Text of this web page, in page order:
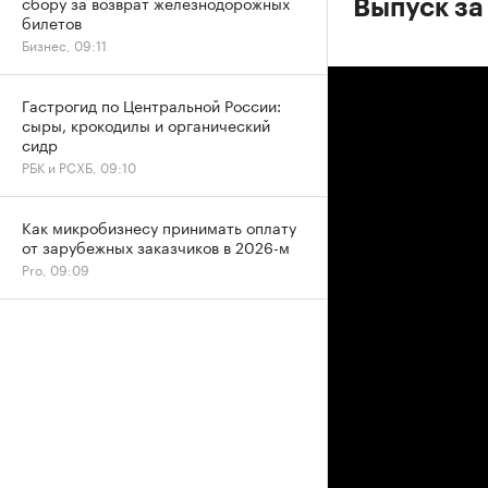
Выпуск
билетов
Бизнес, 09:11
Гастрогид по Центральной России:
сыры, крокодилы и органический
сидр
РБК и РСХБ, 09:10
Как микробизнесу принимать оплату
от зарубежных заказчиков в 2026-м
Pro, 09:09